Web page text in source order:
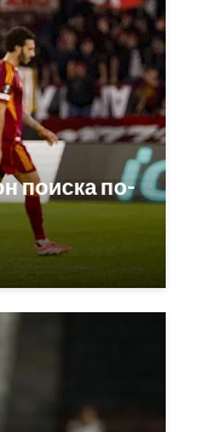
поиска по-